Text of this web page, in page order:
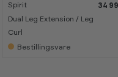
Spirit
Dual Leg Extension / Leg
Curl
34
Bestillingsvare